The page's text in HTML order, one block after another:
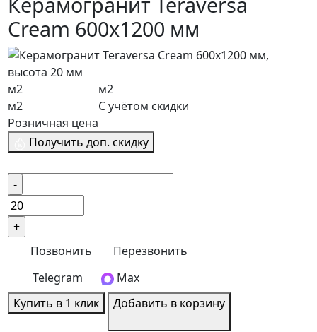
Cream 600х1200 мм
м2
м2
Розничная цена
м2
С учётом скидки
Получить доп. скидку
Позвонить
Перезвонить
Telegram
Max
Купить в 1 клик
Добавить в корзину